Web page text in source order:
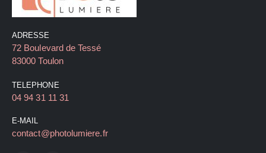
ADRESSE
72 Boulevard de Tessé
83000 Toulon
TELEPHONE
04 94 31 11 31
E-MAIL
contact@photolumiere.fr